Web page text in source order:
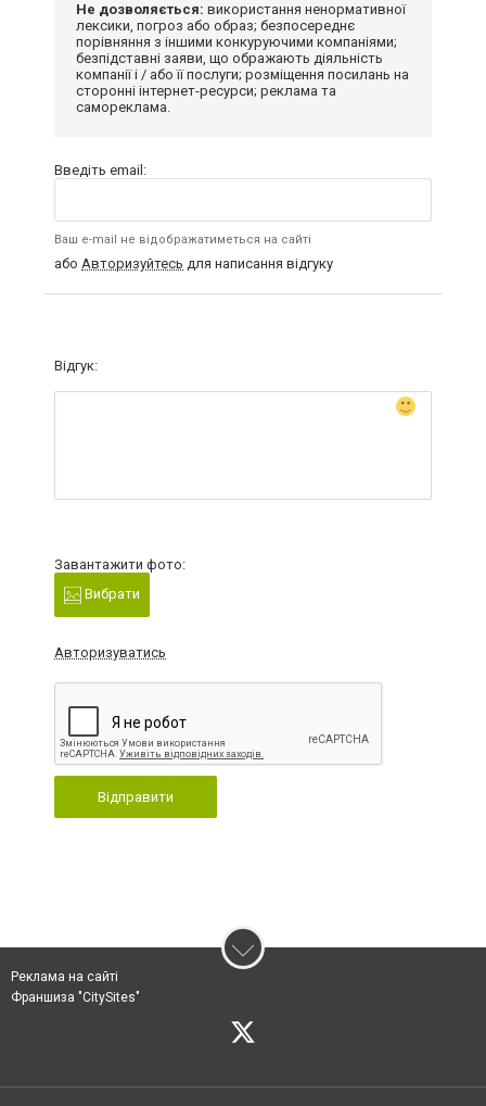
Не дозволяється: використання ненормативної
лексики, погроз або образ; безпосереднє
порівняння з іншими конкуруючими компаніями;
безпідставні заяви, що ображають діяльність
компанії і / або її послуги; розміщення посилань на
сторонні інтернет-ресурси; реклама та
самореклама.
Введіть email:
Ваш e-mail не відображатиметься на сайті
або Авторизуйтесь для написання відгуку
Відгук:
Завантажити фото:
Вибрати
Авторизуватись
Відправити
Реклама на сайті
Франшиза "CitySites"